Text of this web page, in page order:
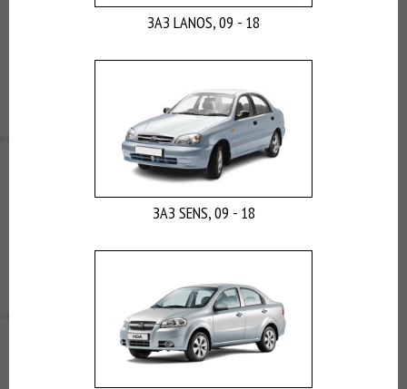
ЗАЗ LANOS, 09 - 18
ЗАЗ SENS, 09 - 18